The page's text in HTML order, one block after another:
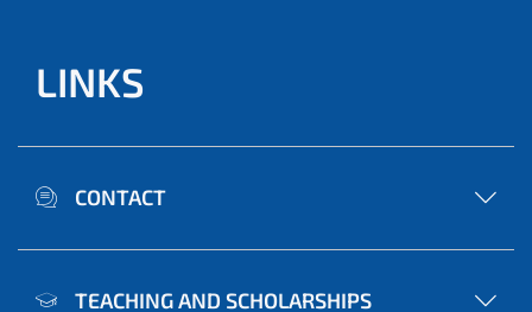
LINKS
CONTACT
TEACHING AND SCHOLARSHIPS